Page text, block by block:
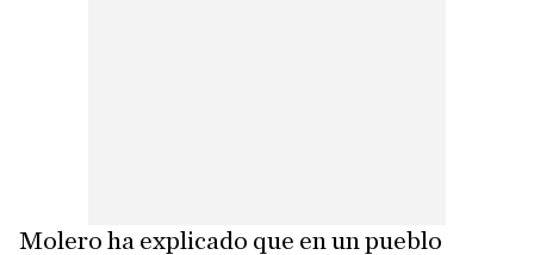
Molero ha explicado que en un pueblo